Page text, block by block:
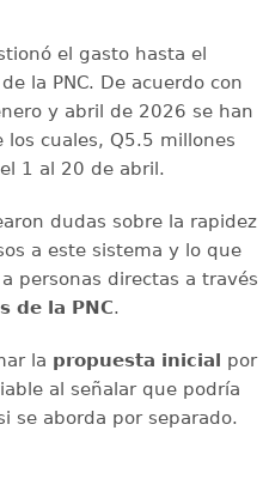
el gasto hasta el
la PNC. De acuerdo con
y abril de 2026 se han
los cuales, Q5.5 millones
1 al 20 de abril.
dudas sobre la rapidez
a este sistema y lo que
personas directas a través
de la PNC.
la propuesta inicial
por
al señalar que podría
se aborda por separado.